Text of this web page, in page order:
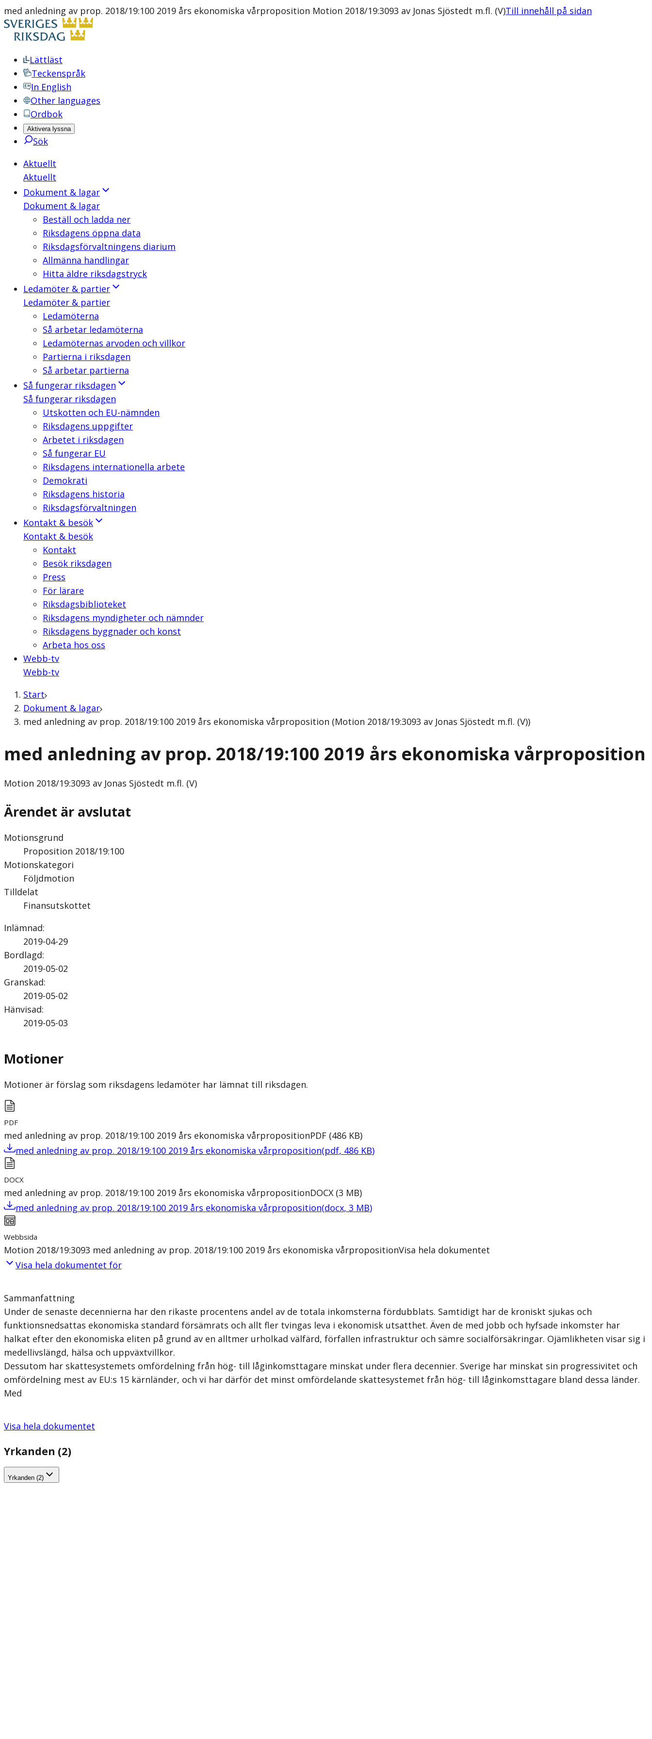
med anledning av prop. 2018/19:100 2019 års ekonomiska vårproposition Motion 2018/19:3093 av Jonas Sjöstedt m.fl. (V)Till innehåll på sidan
Lättläst
Teckenspråk
In English
Other languages
Ordbok
Aktivera lyssna
Sök
Aktuellt
Aktuellt
Dokument & lagar
Dokument & lagar
Beställ och ladda ner
Riksdagens öppna data
Riksdagsförvaltningens diarium
Allmänna handlingar
Hitta äldre riksdagstryck
Ledamöter & partier
Ledamöter & partier
Ledamöterna
Så arbetar ledamöterna
Ledamöternas arvoden och villkor
Partierna i riksdagen
Så arbetar partierna
Så fungerar riksdagen
Så fungerar riksdagen
Utskotten och EU-nämnden
Riksdagens uppgifter
Arbetet i riksdagen
Så fungerar EU
Riksdagens internationella arbete
Demokrati
Riksdagens historia
Riksdagsförvaltningen
Kontakt & besök
Kontakt & besök
Kontakt
Besök riksdagen
Press
För lärare
Riksdagsbiblioteket
Riksdagens myndigheter och nämnder
Riksdagens byggnader och konst
Arbeta hos oss
Webb-tv
Webb-tv
Start
Dokument & lagar
med anledning av prop. 2018/19:100 2019 års ekonomiska vårproposition (Motion 2018/19:3093 av Jonas Sjöstedt m.fl. (V))
med anledning av prop. 2018/19:100 2019 års ekonomiska vårproposition
Motion 2018/19:3093 av Jonas Sjöstedt m.fl. (V)
Ärendet är avslutat
Motionsgrund
Proposition 2018/19:100
Motionskategori
Följdmotion
Tilldelat
Finansutskottet
Inlämnad:
2019-04-29
Bordlagd:
2019-05-02
Granskad:
2019-05-02
Hänvisad:
2019-05-03
Motioner
Motioner är förslag som riksdagens ledamöter har lämnat till riksdagen.
PDF
med anledning av prop. 2018/19:100 2019 års ekonomiska vårpropositionPDF (486 KB)
med anledning av prop. 2018/19:100 2019 års ekonomiska vårproposition(pdf, 486 KB)
DOCX
med anledning av prop. 2018/19:100 2019 års ekonomiska vårpropositionDOCX (3 MB)
med anledning av prop. 2018/19:100 2019 års ekonomiska vårproposition(docx, 3 MB)
Webbsida
Motion 2018/19:3093 med anledning av prop. 2018/19:100 2019 års ekonomiska vårpropositionVisa hela dokumentet
Visa hela dokumentet för
Sammanfattning
Under de senaste decennierna har den rikaste procentens andel av de totala inkomsterna fördubblats. Samtidigt har de kroniskt sjukas och
funktionsnedsattas ekonomiska standard försämrats och allt fler tvingas leva i ekonomisk utsatthet. Även de med jobb och hyfsade inkomster har
halkat efter den ekonomiska eliten på grund av en alltmer urholkad välfärd, förfallen infrastruktur och sämre socialförsäkringar. Ojämlikheten visar sig i
medellivslängd, hälsa och uppväxtvillkor.
Dessutom har skattesystemets omfördelning från hög- till låginkomsttagare minskat under flera decennier. Sverige har minskat sin progressivitet och
omfördelning mest av EU:s 15 kärnländer, och vi har därför det minst omfördelande skattesystemet från hög- till låginkomsttagare bland dessa länder.
Med
Visa hela dokumentet
Yrkanden (2)
Yrkanden (2)